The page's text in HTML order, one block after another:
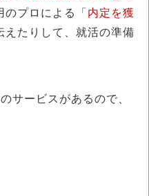
のプロによる「 内定を獲
えたりして、就活の準備
サービスがあるので、